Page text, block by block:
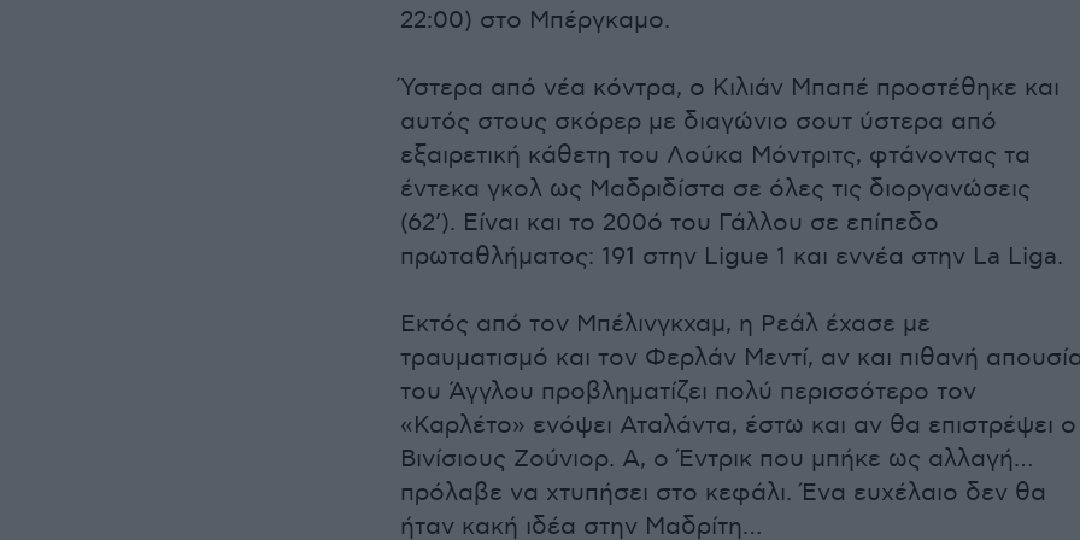
22:00) στο Μπέργκαμο.
Ύστερα από νέα κόντρα, ο Κιλιάν Μπαπέ προστέθηκε και
αυτός στους σκόρερ με διαγώνιο σουτ ύστερα από
εξαιρετική κάθετη του Λούκα Μόντριτς, φτάνοντας τα
έντεκα γκολ ως Μαδριδίστα σε όλες τις διοργανώσεις
(62’). Είναι και το 200ό του Γάλλου σε επίπεδο
πρωταθλήματος: 191 στην Ligue 1 και εννέα στην La Liga.
Εκτός από τον Μπέλινγκχαμ, η Ρεάλ έχασε με
τραυματισμό και τον Φερλάν Μεντί, αν και πιθανή
του Άγγλου προβληματίζει πολύ περισσότερο τον
«Καρλέτο» ενόψει Αταλάντα, έστω και αν θα επιστρέψει ο
Βινίσιους Ζούνιορ. Α, ο Έντρικ που μπήκε ως αλλαγή…
πρόλαβε να χτυπήσει στο κεφάλι. Ένα ευχέλαιο δεν θα
ήταν κακή ιδέα στην Μαδρίτη…